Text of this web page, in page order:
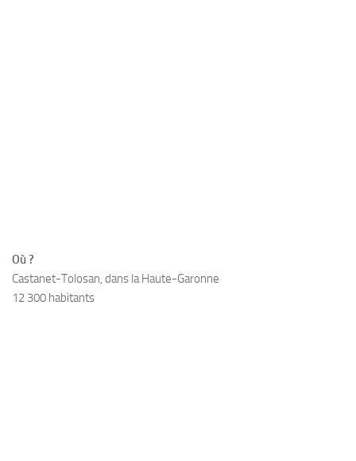
Où ?
Castanet-Tolosan, dans la Haute-Garonne
12 300 habitants